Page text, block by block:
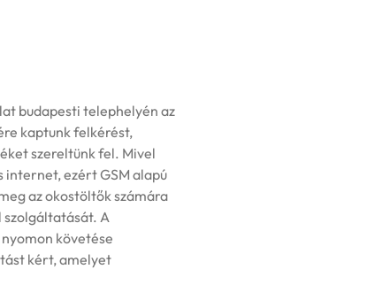
budapesti telephelyén az
kaptunk felkérést,
szereltünk fel. Mivel
internet, ezért GSM alapú
az okostöltők számára
szolgáltatását. A
követése
kért, amelyet